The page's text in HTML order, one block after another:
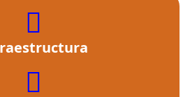
building